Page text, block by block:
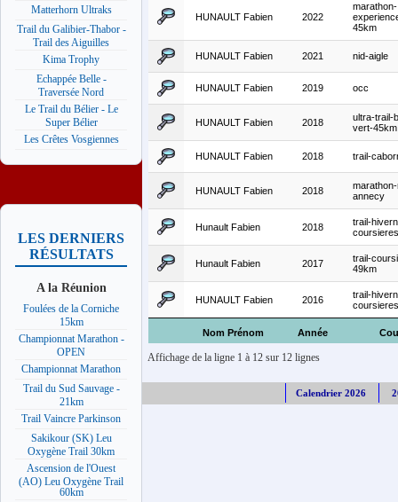
Matterhorn Ultraks
Trail du Galibier-Thabor -
Trail des Aiguilles
Kima Trophy
Echappée Belle -
Traversée Nord
Le Trail du Bélier - Le
Super Bélier
Les Crêtes Vosgiennes
LES DERNIERS
RÉSULTATS
A la Réunion
Foulées de la Corniche
15km
Championnat Marathon -
OPEN
Championnat Marathon
Trail du Sud Sauvage -
21km
Trail Vaincre Parkinson
Sakikour (SK) Leu
Oxygène Trail 30km
Ascension de l'Ouest
(AO) Leu Oxygène Trail
60km
Nom Prénom Année
HUNAULT Fabien 2022
marathon-
45km
HUNAULT Fabien 2021 nid-aigle
HUNAULT Fabien 2019 occ
HUNAULT Fabien 2018
ultra-trail-
vert-45km
HUNAULT Fabien 2018 trail-
HUNAULT Fabien 2018
annecy
Hunault Fabien 2018
trail-
coursieres
Hunault Fabien 2017
trail-
49km
HUNAULT Fabien 2016
trail-
coursieres
Affichage de la ligne 1 à 12 sur 12 lignes
Calendrier 2026